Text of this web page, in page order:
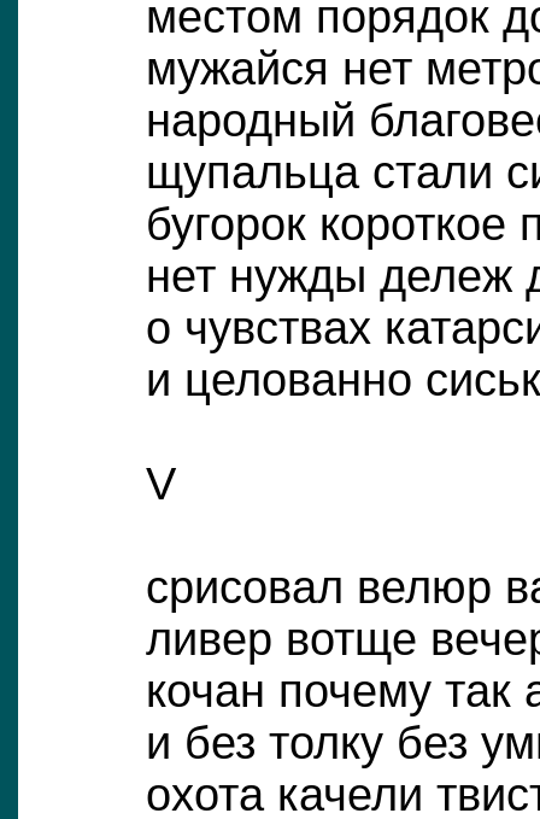
местом порядок
мужайся нет
народный
щупальца стали
бугорок короткое
нет нужды дележ
о чувствах
и целованно
V
срисовал велюр
ливер вотще
кочан почему так
и без толку без
охота качели